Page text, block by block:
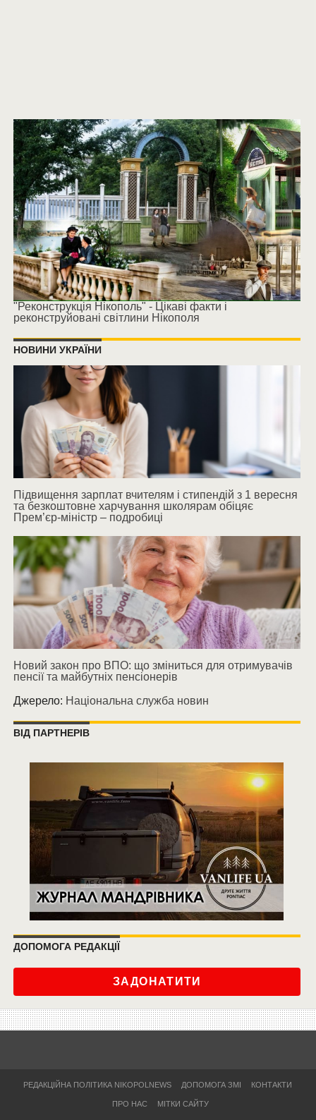
"Реконструкція Нікополь" - Цікаві факти і
реконструйовані світлини Нікополя
НОВИНИ УКРАЇНИ
Підвищення зарплат вчителям і стипендій з 1 вересня
та безкоштовне харчування школярам обіцяє
Прем’єр-міністр – подробиці
Новий закон про ВПО: що зміниться для отримувачів
пенсії та майбутніх пенсіонерів
Джерело: Національна служба новин
ВІД ПАРТНЕРІВ
ДОПОМОГА РЕДАКЦІЇ
ЗАДОНАТИТИ
РЕДАКЦІЙНА ПОЛІТИКА NIKOPOLNEWS ДОПОМОГА ЗМІ КОНТАКТИ
ПРО НАС МІТКИ САЙТУ